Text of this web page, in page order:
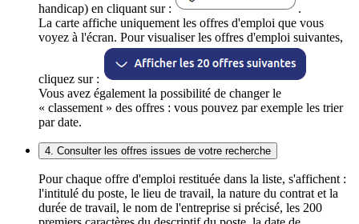
handicap) en cliquant sur :
.
La carte affiche uniquement les offres d'emploi que vous
voyez à l'écran. Pour visualiser les offres d'emploi suivantes,
cliquez sur :
Vous avez également la possibilité de changer le
« classement » des offres : vous pouvez par exemple les trier
par date.
4. Consulter les offres issues de votre recherche
Pour chaque offre d'emploi restituée dans la liste, s'affichent :
l'intitulé du poste, le lieu de travail, la nature du contrat et la
durée de travail, le nom de l'entreprise si précisé, les 200